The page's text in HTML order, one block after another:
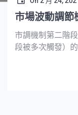
市場波動調節
市調機制第二階
段被多次觸發）